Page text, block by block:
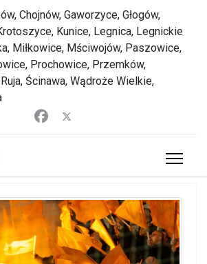
Chojnów, Gaworzyce, Głogów,
Kunice, Legnica, Legnickie
Miłkowice, Mściwojów, Paszowice,
Prochowice, Przemków,
Ścinawa, Wądroże Wielkie,